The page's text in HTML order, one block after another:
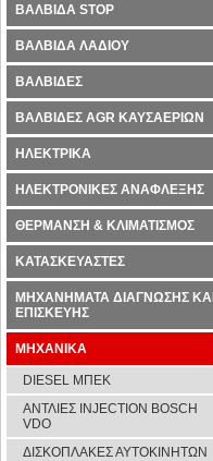
ΒΑΛΒΙΔΑ STOP
ΒΑΛΒΙΔΑ ΛΑΔΙΟΥ
ΒΑΛΒΙΔΕΣ
ΒΑΛΒΙΔΕΣ AGR ΚΑΥΣΑΕΡΙΩΝ
ΗΛΕΚΤΡΙΚΑ
ΗΛΕΚΤΡΟΝΙΚΕΣ ΑΝΑΦΛΕΞΗΣ
ΘΕΡΜΑΝΣΗ & ΚΛΙΜΑΤΙΣΜΟΣ
ΚΑΤΑΣΚΕΥΑΣΤΕΣ
ΜΗΧΑΝΗΜΑΤΑ ΔΙΑΓΝΩΣΗΣ ΚΑΙ
ΕΠΙΣΚΕΥΗΣ
ΜΗΧΑΝΙΚΑ
DIESEL ΜΠΕΚ
ΑΝΤΛΙΕΣ INJECTION BOSCH
VDO
ΔΙΣΚΟΠΛΑΚΕΣ ΑΥΤΟΚΙΝΗΤΩΝ